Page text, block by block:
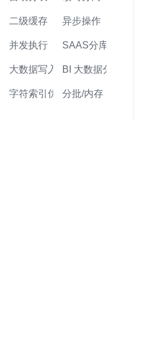
二级缓存 异步操作
并发执行 SAAS分库
大数据写入 BI 大数据分析
字符索引优化分批/内存